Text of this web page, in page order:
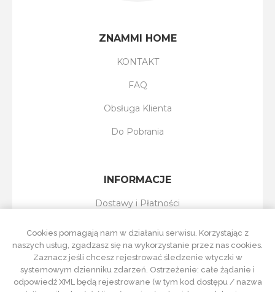
ZNAMMI HOME
KONTAKT
FAQ
Obsługa Klienta
Do Pobrania
INFORMACJE
Dostawy i Płatności
Regulamin Sklepu
Polityka Prywatności
Cookies pomagają nam w działaniu serwisu. Korzystając z
naszych usług, zgadzasz się na wykorzystanie przez nas cookies.
Zaznacz jeśli chcesz rejestrować śledzenie wtyczki w
systemowym dzienniku zdarzeń. Ostrzeżenie: całe żądanie i
odpowiedź XML będą rejestrowane (w tym kod dostępu / nazwa